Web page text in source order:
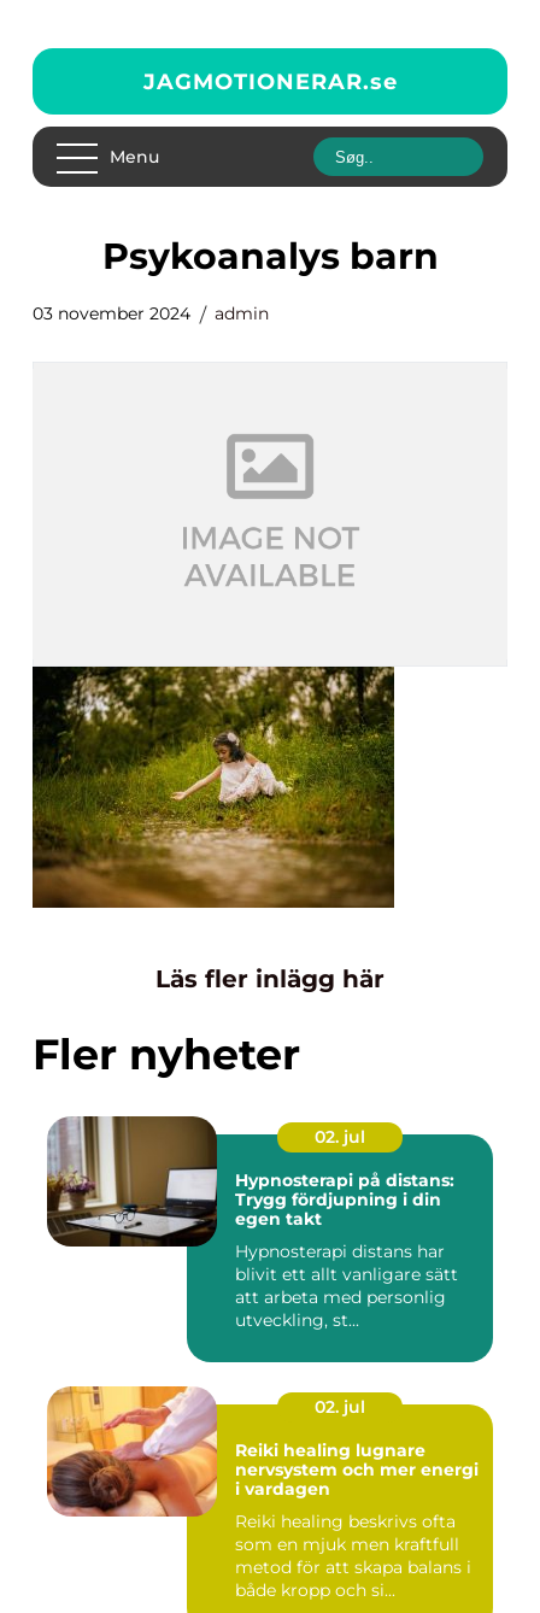
JAGMOTIONERAR.se
Menu
psykoanalys barn
03 november 2024 admin
Läs fler inlägg här
Fler nyheter
02. jul
Hypnosterapi på distans:
Trygg fördjupning i din
egen takt
Hypnosterapi distans har
blivit ett allt vanligare sätt
att arbeta med personlig
utveckling, st...
02. jul
Reiki healing lugnare
nervsystem och mer energi
i vardagen
Reiki healing beskrivs ofta
som en mjuk men kraftfull
metod för att skapa balans i
både kropp och si...